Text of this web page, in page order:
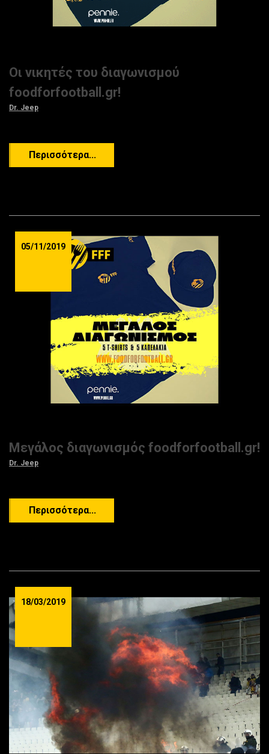
Οι νικητές του διαγωνισμού
foodforfootball.gr!
Dr. Jeep
Περισσότερα...
05/11/2019
Μεγάλος διαγωνισμός foodforfootball.gr!
Dr. Jeep
Περισσότερα...
18/03/2019